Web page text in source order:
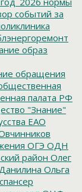
событий за
образ
обращения
палата РФ
"Знание"
ЕАО
ОГЭ ОДН
район Олег
Ольга